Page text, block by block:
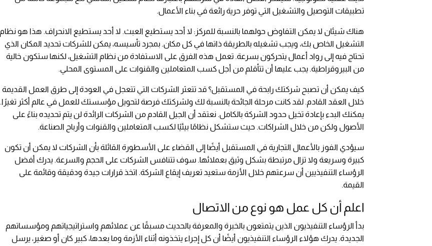
تطبيقات التوصيل والتشغيل التي توفر حرية رائعة في بناء الأعمال.
هناك شيئان لا يمكن التفاوض حولهما بالنسبة للمركز: لا أحد يستطيع العبث. لا أحد يستطيع الانحراف. هذا هو نظام
التشغيل الخاص بك، ويجب تشغيله بالطريقة ذاتها في كل مكان. بمجرد تأسيسه، يمكن للشركات تحديد المكان الذي
تحتاج فيه إلى رواد أعمال يتحركون بسرعة. تعمل هذه الفرق على الاستفادة من نظام التشغيل، لكنها ستكون خالية
من البيروقراطية. يجب عليها أن تتأقلم من أجل كسب المتعاملين والقنوات على المستوى المحلي.
كيف يمكن أن تصبح شركتك رابحة في المستقبل؟ قد تتعثر الشركات التي تتعجل في العودة إلى طرق العمل القديمة
خلال العقد القادم. لقد كانت مرحلة الجائحة بالنسبة لك ولشركتك فرصة لتحويل مؤسستك للعمل في عالم أكثر تغيرًا.
يمكنك البدء بإعادة تخيل حدود الشركة بالكامل. نعتقد أن الجيل القادم من الشركات الرائدة لن يتم تحديده بناءً على
الأصول ولكن من خلال الشراكات. حيث ستشكل نظامًا بيئيًا لكسب المتعاملين والقنوات وأرباح الصناعة.
سيؤدي الفوز بالأعمال التجارية في المستقبل أيضًا إلى القضاء على الأسطورة القائلة بأن الشركات لا يمكن أن تكون
كبيرة وسريعة ولا تزال مرتبطة بشكل وثيق بعملائها. سوف تتنافس الشركات على الحجم والسرعة. يدرك أفضل
الرؤساء التنفيذيين أن سرعتهم خلال الأزمة ستعيد تعريف إيقاع الشركة. اتخذ قرارات جيدة ودقيقة وقائمة على
القيمة.
اعلم أن كل عمل هو نوع من الاتصال
بدأ الرؤساء التنفيذيون الذين يتمتعون بالخبرة والمعرفة بالحديث مسبقًا عن عملائهم واستراتيجياتهم ومؤسساتهم
الجديدة. يدرك هؤلاء الرؤساء التنفيذيون أيضًا أن كل إجراء يتخذونه أثناء الأزمة وما بعدها، كبير كان أو صغير، يرسل